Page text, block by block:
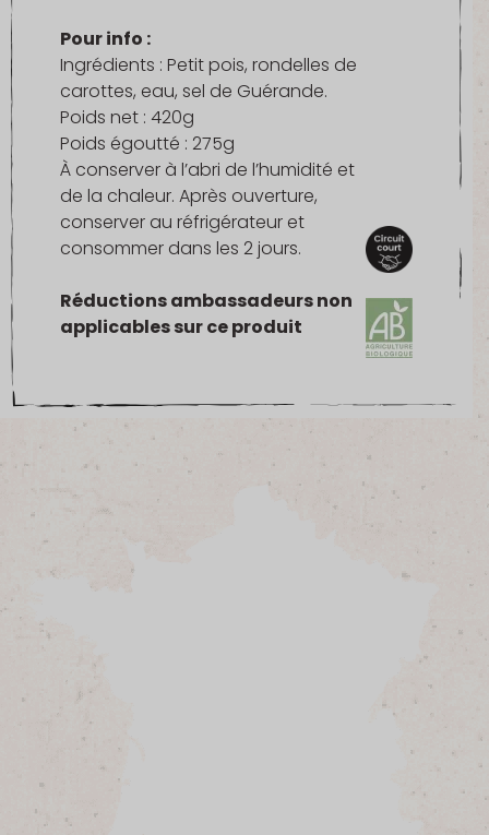
Pour info :
Ingrédients : Petit pois, rondelles de
carottes, eau, sel de Guérande.
Poids net : 420g
Poids égoutté : 275g
À conserver à l’abri de l’humidité et
de la chaleur. Après ouverture,
conserver au réfrigérateur et
consommer dans les 2 jours.
Réductions ambassadeurs non
applicables sur ce produit